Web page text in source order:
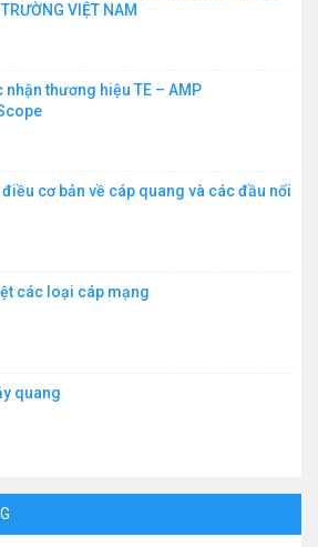
VIỆT NAM
nhận thương hiệu TE – AMP
cơ bản về cáp quang và các đầu nối
các loại cáp mạng
quang